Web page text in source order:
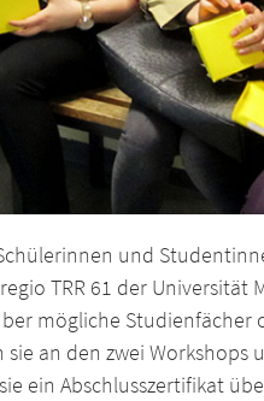
und
TRR 61 der
mögliche
an den zwei Workshops
ein Abschlusszertifikat